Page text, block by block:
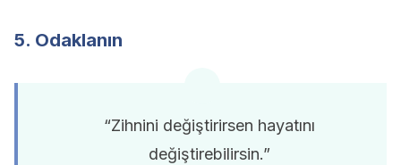
5. Odaklanın
“Zihnini değiştirirsen hayatını
değiştirebilirsin.”